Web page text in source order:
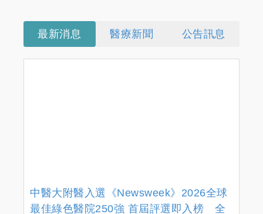
最新消息 醫療新聞 公告訊息
中醫大附醫入選《Newsweek》2026全球
最佳綠色醫院250強 首屆評選即入榜 全